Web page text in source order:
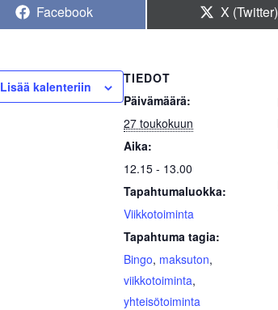
Share
on
Facebook Share
on
X (Twitter)
Lisää kalenteriin
TIEDOT
Päivämäärä:
27 toukokuun
Aika:
12.15 - 13.00
Tapahtumaluokka:
Viikkotoiminta
Tapahtuma tagia:
Bingo, maksuton,
viikkotoiminta,
yhteisötoiminta